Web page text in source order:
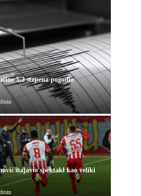
5,2 stepena pogodio
najavio spektakl kao veliki